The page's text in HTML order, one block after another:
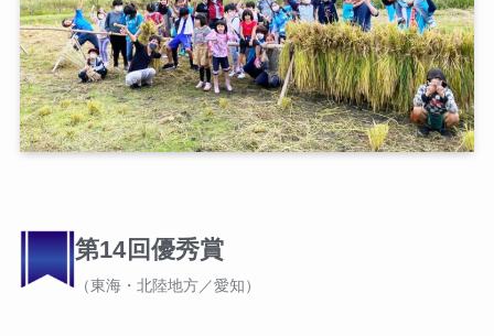
第14回優秀賞
（東海・北陸地方／愛知）